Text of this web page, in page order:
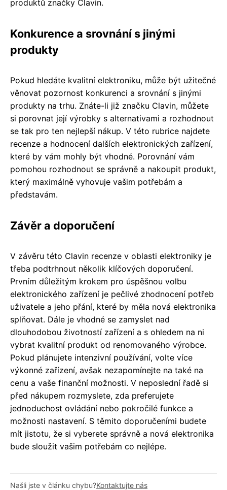
produktů značky Clavin.
Konkurence a srovnání s jinými
produkty
Pokud hledáte kvalitní elektroniku, může být užitečné
věnovat pozornost konkurenci a srovnání s jinými
produkty na trhu. Znáte-li již značku Clavin, můžete
si porovnat její výrobky s alternativami a rozhodnout
se tak pro ten nejlepší nákup. V této rubrice najdete
recenze a hodnocení dalších elektronických zařízení,
které by vám mohly být vhodné. Porovnání vám
pomohou rozhodnout se správně a nakoupit produkt,
který maximálně vyhovuje vašim potřebám a
představám.
Závěr a doporučení
V závěru této Clavin recenze v oblasti elektroniky je
třeba podtrhnout několik klíčových doporučení.
Prvním důležitým krokem pro úspěšnou volbu
elektronického zařízení je pečlivé zhodnocení potřeb
uživatele a jeho přání, které by měla nová elektronika
splňovat. Dále je vhodné se zamyslet nad
dlouhodobou životností zařízení a s ohledem na ni
vybrat kvalitní produkt od renomovaného výrobce.
Pokud plánujete intenzivní používání, volte více
výkonné zařízení, avšak nezapomínejte na také na
cenu a vaše finanční možnosti. V neposlední řadě si
před nákupem rozmyslete, zda preferujete
jednoduchost ovládání nebo pokročilé funkce a
možnosti nastavení. S těmito doporučeními budete
mít jistotu, že si vyberete správně a nová elektronika
bude sloužit vašim potřebám co nejlépe.
Našli jste v článku chybu?Kontaktujte nás